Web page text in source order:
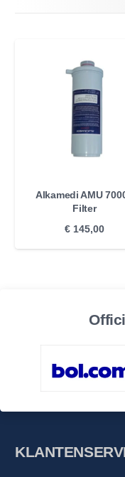
Alkamedi AMU
Filter
€ 145,00